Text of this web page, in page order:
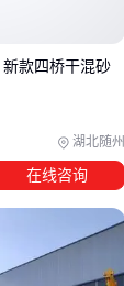
湖北随州
在线咨询